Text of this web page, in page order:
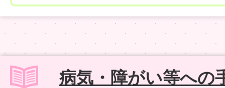
病気・障がい等への